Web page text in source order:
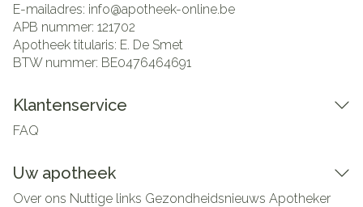
E-mailadres: info@apotheek-online.be
APB nummer: 121702
Apotheek titularis: E. De Smet
BTW nummer: BE0476464691
Klantenservice
FAQ
Uw apotheek
Over ons Nuttige links Gezondheidsnieuws Apotheker